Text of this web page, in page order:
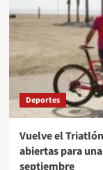
Deportes
Vuelve el
abiertas para
septiembre